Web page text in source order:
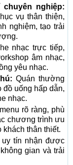
nghiệp:
vụ thân thiện,
nghiệm, tạo trải
nhạc trực tiếp,
âm nhạc,
yêu nhạc.
Quán thường
đồ uống hấp dẫn,
nhạc.
rõ ràng, phù
chương trình ưu
thân thiết.
uy tín nhận được
gian và trải